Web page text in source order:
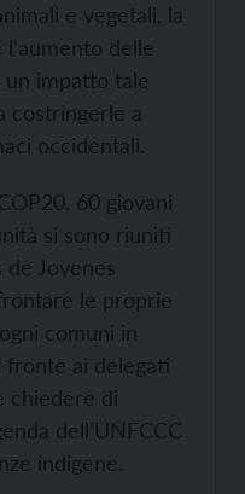
e vegetali, la
delle
impatto tale
costringerle a
occidentali.
60 giovani
si sono riuniti
de Jovenes
le proprie
comuni in
ai delegati
chiedere di
dell’UNFCCC
indigene.